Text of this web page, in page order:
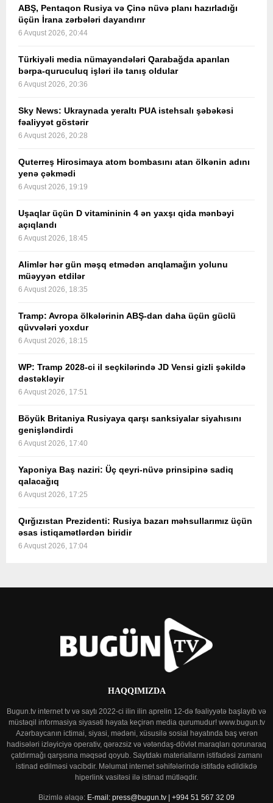
ABŞ, Pentaqon Rusiya və Çinə nüvə planı hazırladığı
üçün İrana zərbələri dayandırır
6 Avqust 2026, 20:44
Türkiyəli media nümayəndələri Qarabağda aparılan
bərpa-quruculuq işləri ilə tanış oldular
6 Avqust 2026, 20:36
Sky News: Ukraynada yeraltı PUA istehsalı şəbəkəsi
fəaliyyət göstərir
6 Avqust 2026, 20:28
Quterreş Hirosimaya atom bombasını atan ölkənin adını
yenə çəkmədi
6 Avqust 2026, 19:19
Uşaqlar üçün D vitamininin 4 ən yaxşı qida mənbəyi
açıqlandı
6 Avqust 2026, 18:45
Alimlər hər gün məşq etmədən arıqlamağın yolunu
müəyyən etdilər
6 Avqust 2026, 18:35
Tramp: Avropa ölkələrinin ABŞ-dan daha üçün güclü
qüvvələri yoxdur
6 Avqust 2026, 18:15
WP: Tramp 2028-ci il seçkilərində JD Vensi gizli şəkildə
dəstəkləyir
6 Avqust 2026, 17:51
Böyük Britaniya Rusiyaya qarşı sanksiyalar siyahısını
genişləndirdi
6 Avqust 2026, 17:40
Yaponiya Baş naziri: Üç qeyri-nüvə prinsipinə sadiq
qalacağıq
6 Avqust 2026, 17:25
Qırğızıstan Prezidenti: Rusiya bazarı məhsullarımız üçün
əsas istiqamətlərdən biridir
6 Avqust 2026, 17:04
HAQQIMIZDA
Bugun.tv internet tv və saytı 2022-ci ilin ilin aprelin 12-də fəaliyyətə başlayıb və
müstəqil informasiya siyasəti həyata keçirən media qurumudur! www.bugun.tv
Azərbaycanın ictimai, siyasi, mədəni, xüsusilə sosial həyatında baş verən
hadisələri izləyiciyə operativ, qərəzsiz və vətəndaş-dövlət maraqları qorunaraq
çatdırmağı qarşısına məqsəd qoyub. Saytdakı materialların istifadəsi zamanı
istinad edilməsi vacibdir. Məlumat internet səhifələrində istifadə edildikdə
hiperlink vasitəsi ilə istinad mütləqdir.
Bizimlə əlaqə: E-mail: press@bugun.tv | +994 51 567 32 09